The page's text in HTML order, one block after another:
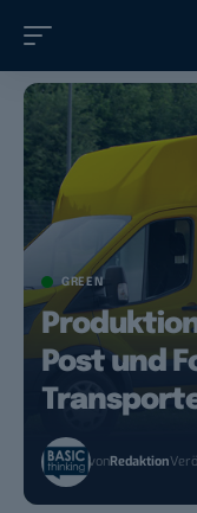
GREEN
Post und
vonRedaktion